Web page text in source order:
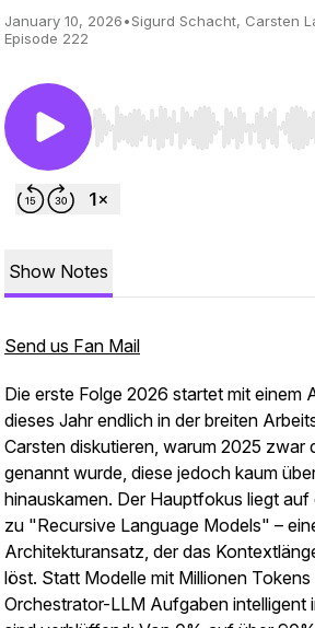
January 10, 2026•Sigurd Schacht, Carsten
Episode 222
Use Left/Right to seek,
Show Notes
Send us Fan Mail
Die erste Folge 2026 startet mit einem
dieses Jahr endlich in der breiten
Carsten diskutieren, warum 2025 zwar
genannt wurde, diese jedoch kaum
hinauskamen. Der Hauptfokus liegt
zu "Recursive Language Models" –
Architekturansatz, der das
löst. Statt Modelle mit Millionen
Orchestrator-LLM Aufgaben intelligent